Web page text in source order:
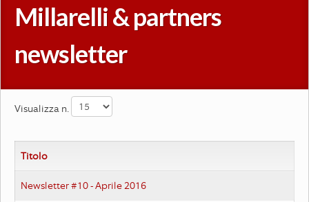
Millarelli & partners
newsletter
Visualizza n.
Titolo
Newsletter #10 - Aprile 2016